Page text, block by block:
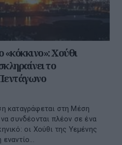
Χούθι
το
καταγράφεται στη Μέση
συνδέονται πλέον σε ένα
οι Χούθι της Υεμένης